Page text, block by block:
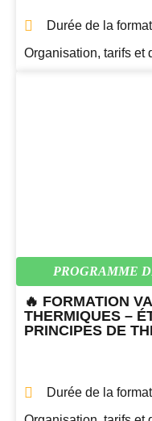
Durée de la
Organisation, tarifs et
PROGRAMME
🔥 FORMATION
THERMIQUES –
PRINCIPES DE
Durée de la